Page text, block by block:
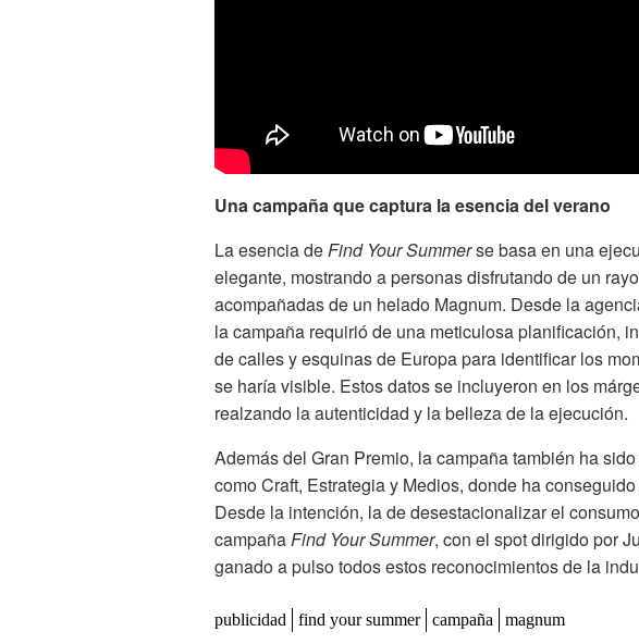
Una campaña que captura la esencia del verano
La esencia deFind Your Summerse basa en una
elegante, mostrando a personas disfrutando de un
acompañadas de un helado Magnum. Desde la
la campaña requirió de una meticulosa planificación,
de calles y esquinas de Europa para identificar los
se haría visible. Estos datos se incluyeron en los
realzando la autenticidad y la belleza de la ejecución.
Además del Gran Premio, la campaña también ha
como Craft, Estrategia y Medios, donde ha
Desde la intención, la de desestacionalizar el
campañaFind Your Summer, con el spot dirigido por
ganado a pulso todos estos reconocimientos de la
publicidad find your summer campaña magnum